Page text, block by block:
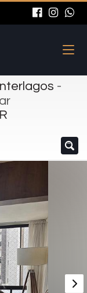
-